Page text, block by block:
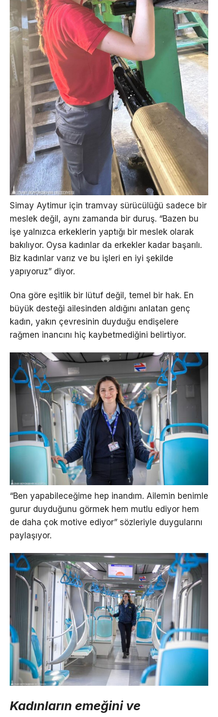
Simay Aytimur için tramvay sürücülüğü sadece bir
meslek değil, aynı zamanda bir duruş. “Bazen bu
işe yalnızca erkeklerin yaptığı bir meslek olarak
bakılıyor. Oysa kadınlar da erkekler kadar başarılı.
Biz kadınlar varız ve bu işleri en iyi şekilde
yapıyoruz” diyor.
Ona göre eşitlik bir lütuf değil, temel bir hak. En
büyük desteği ailesinden aldığını anlatan genç
kadın, yakın çevresinin duyduğu endişelere
rağmen inancını hiç kaybetmediğini belirtiyor.
“Ben yapabileceğime hep inandım. Ailemin benimle
gurur duyduğunu görmek hem mutlu ediyor hem
de daha çok motive ediyor” sözleriyle duygularını
paylaşıyor.
Kadınların emeğini ve